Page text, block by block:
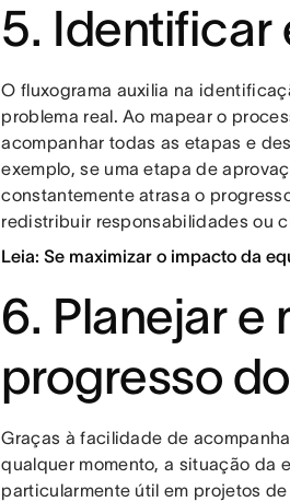
5. Identificar
O fluxograma auxilia na
problema real. Ao mapear o
acompanhar todas as etapas e
exemplo, se uma etapa de
constantemente atrasa o
redistribuir responsabilidades ou
Leia: Se maximizar o impacto da
6. Planejar e
progresso
Graças à facilidade de
qualquer momento, a situação da
particularmente útil em projetos